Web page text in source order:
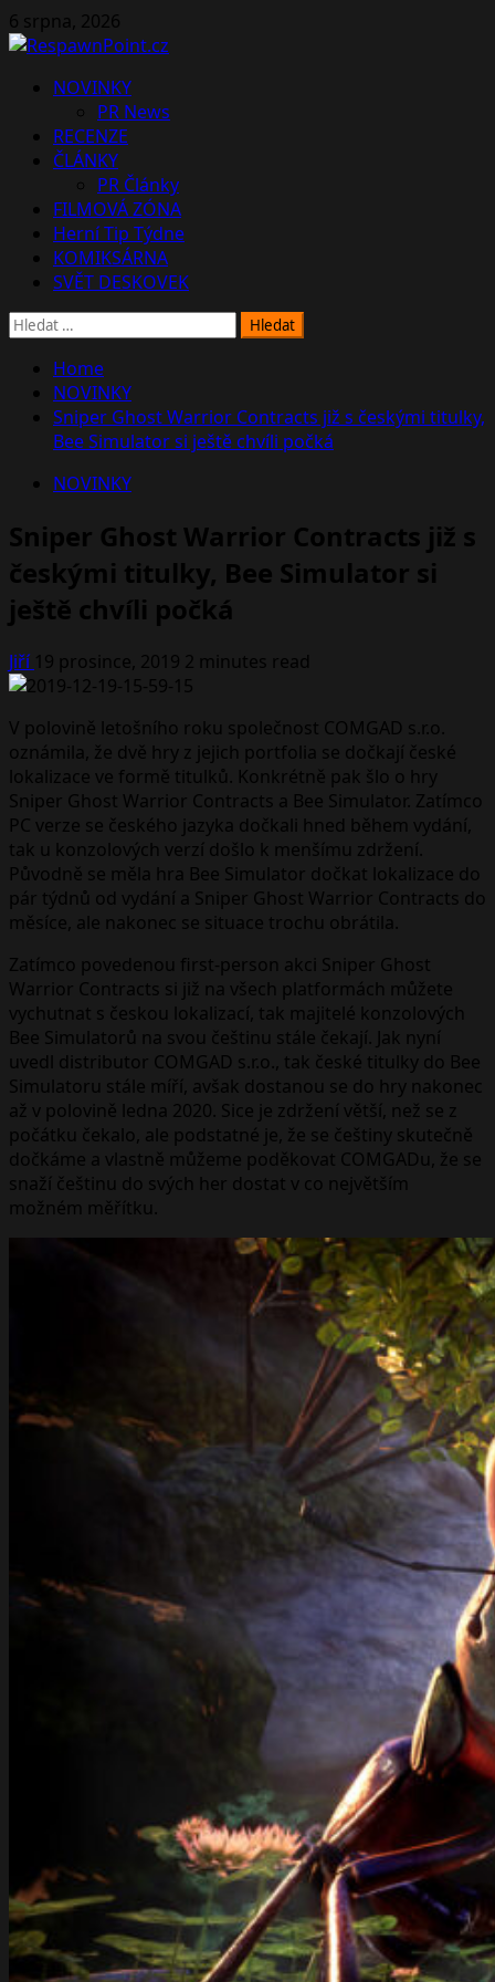
Skip
to
6 srpna, 2026
PrimaryNOVINKY
PR News
RECENZE
ČLÁNKY
PR Články
FILMOVÁ ZÓNA
Herní Tip Týdne
KOMIKSÁRNA
SVĚT DESKOVEK
Vyhledávání
Home
NOVINKY
Sniper Ghost Warrior Contracts již s českými titulky,
Bee Simulator si ještě chvíli počká
NOVINKY
Sniper Ghost Warrior Contracts již s
českými titulky, Bee Simulator si
ještě chvíli počká
Jiří 19 prosince, 2019 2 minutes read
V polovině letošního roku společnost COMGAD s.r.o.
oznámila, že dvě hry z jejich portfolia se dočkají české
lokalizace ve formě titulků. Konkrétně pak šlo o hry
Sniper Ghost Warrior Contracts a Bee Simulator. Zatímco
PC verze se českého jazyka dočkali hned během vydání,
tak u konzolových verzí došlo k menšímu zdržení.
Původně se měla hra Bee Simulator dočkat lokalizace do
pár týdnů od vydání a Sniper Ghost Warrior Contracts do
měsíce, ale nakonec se situace trochu obrátila.
Zatímco povedenou first-person akci Sniper Ghost
Warrior Contracts si již na všech platformách můžete
vychutnat s českou lokalizací, tak majitelé konzolových
Bee Simulatorů na svou češtinu stále čekají. Jak nyní
uvedl distributor COMGAD s.r.o., tak české titulky do Bee
Simulatoru stále míří, avšak dostanou se do hry nakonec
až v polovině ledna 2020. Sice je zdržení větší, než se z
počátku čekalo, ale podstatné je, že se češtiny skutečně
dočkáme a vlastně můžeme poděkovat COMGADu, že se
snaží češtinu do svých her dostat v co největším
možném měřítku.